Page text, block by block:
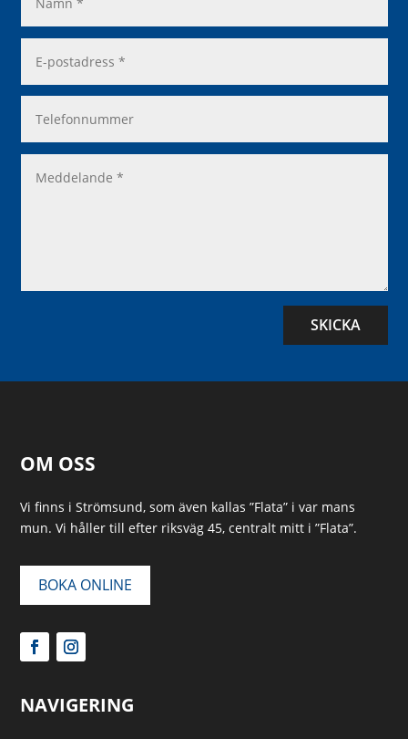
SKICKA
OM OSS
Vi finns i Strömsund, som även kallas ”Flata” i var mans
mun. Vi håller till efter riksväg 45, centralt mitt i ”Flata”.
BOKA ONLINE
NAVIGERING